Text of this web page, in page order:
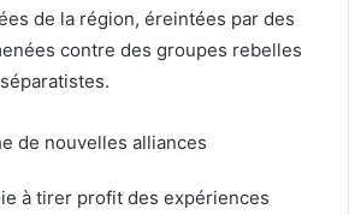
de la région, éreintées par des
contre des groupes rebelles
de nouvelles alliances
à tirer profit des expériences